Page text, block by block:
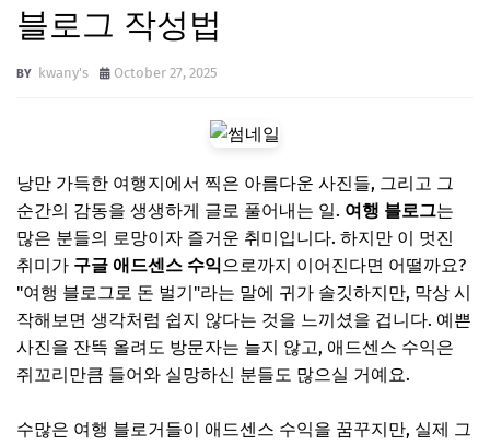
블로그 작성법
kwany's October 27, 2025
낭만 가득한 여행지에서 찍은 아름다운 사진들, 그리고 그
순간의 감동을 생생하게 글로 풀어내는 일. 여행 블로그는
많은 분들의 로망이자 즐거운 취미입니다. 하지만 이 멋진
취미가 구글 애드센스 수익으로까지 이어진다면 어떨까요?
"여행 블로그로 돈 벌기"라는 말에 귀가 솔깃하지만, 막상 시
작해보면 생각처럼 쉽지 않다는 것을 느끼셨을 겁니다. 예쁜
사진을 잔뜩 올려도 방문자는 늘지 않고, 애드센스 수익은
쥐꼬리만큼 들어와 실망하신 분들도 많으실 거예요.
수많은 여행 블로거들이 애드센스 수익을 꿈꾸지만, 실제 그